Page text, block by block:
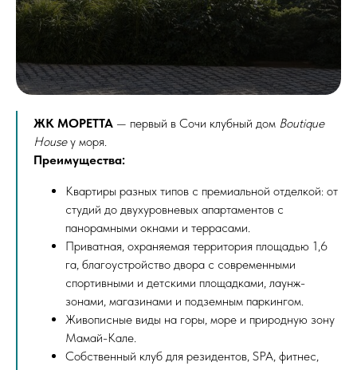
ЖК МОРЕТТА — первый в Сочи клубный дом Boutique
Houseу моря.
Преимущества:
Квартиры разных типов с премиальной отделкой: от
студий до двухуровневых апартаментов с
панорамными окнами и террасами.
Приватная, охраняемая территория площадью 1,6
га, благоустройство двора с современными
спортивными и детскими площадками, лаунж-
зонами, магазинами и подземным паркингом.
Живописные виды на горы, море и природную зону
Мамай-Кале.
Собственный клуб для резидентов, SPA, фитнес,